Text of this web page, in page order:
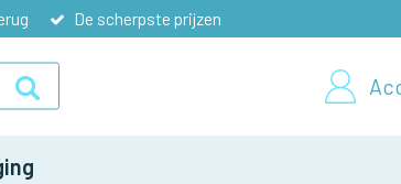
De scherpste prijzen